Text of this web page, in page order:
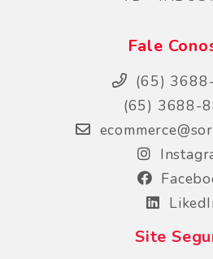
Fale
(65)
(65) 3688-
Site